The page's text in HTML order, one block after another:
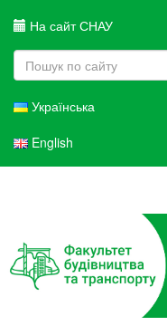
На сайт СНАУ
Українська
English